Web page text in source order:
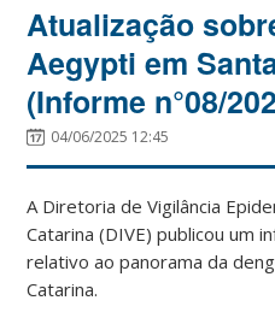
Atualização
Aegypti em
(Informe n°08/
04/06/2025 12:45
A Diretoria de Vigilância
Catarina (DIVE) publicou um
relativo ao panorama da
Catarina.